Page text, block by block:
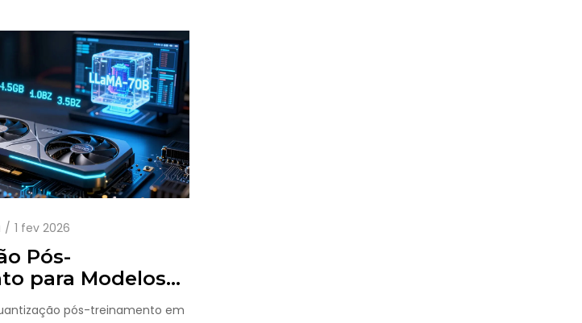
1 fev 2026
Pós-
para Modelos
Métodos de 8
pós-treinamento em